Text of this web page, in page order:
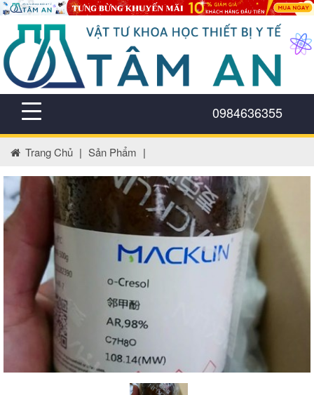
0984636355
Trang Chủ | Sản Phẩm |